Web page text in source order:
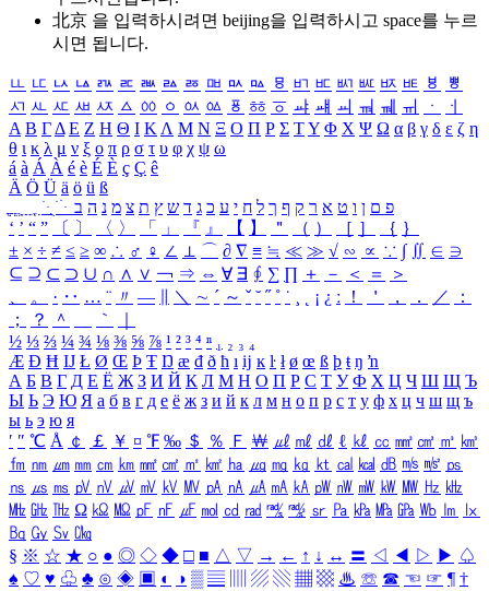
北京 을 입력하시려면 beijing을 입력하시고 space를 누르
시면 됩니다.
ㅥ ㅦ ㅧ ㅨ ㅩ ㅪ ㅫ ㅬ ㅭ ㅮ ㅯ ㅰ ㅱ ㅲ ㅳ ㅴ ㅵ ㅶ ㅷ ㅸ
ㅹ
ㅺ ㅻ ㅼ ㅽ ㅾ ㅿ ㆀ ㆁ ㆂ ㆃ ㆄ ㆅ ㆆ ㆇ ㆈ ㆉ ㆊ ㆋ ㆌ ㆍ
ㆎ
Α Β ΓΔ Ε Ζ Η Θ Ι ΚΛ Μ Ν Ξ Ο Π Ρ Σ ΤΥ Φ Χ Ψ Ω α β γ δ ε ζ η
θ ι κ λ μ ν ξ ο π ρ σ τ υ φ χ ψ ω
á à Á À é è É È ç Ç ê
Ä Ö Ü ä ö ü ß
ִֶֹ ֻּ ׁׂ פ ם ן ו ט א ר ק ף ך ל ח י ע כ ג ד ש ץ ת צ מ נ ה ב
‘ ’ “ ” 〔 〕 〈 〉 「 」 『 』 【 】 ＂ （ ） ［ ］ ｛ ｝
± × ÷ ≠ ≤ ≥ ∞ ∴ ♂ ♀ ∠ ⊥ ⌒ ∂ ∇ ≡ ≒ ≪ ≫ √ ∽ ∝ ∵ ∫ ∬ ∈ ∋
⊆ ⊇ ⊂ ⊃ ∪ ∩ ∧ ∨ ￢ ⇒ ⇔ ∀ ∃ ∮ ∑ ∏ ＋ － ＜ ＝
＞
、
。 · ‥ … ¨ 〃 ― ＼ ∼ ´ ～ ˇ ˘ ˝ ˚ ˙ ¸ ¡ ¿ ː ！ ＇ ， ． ／
：
；
？ ＾ ｀
½ ⅓ ⅔ ¼ ¾ ⅛ ⅜ ⅝ ⅞ ¹ ² ³ ⁴ ⁿ ₁ ₂ ₃ ₄
Æ Ð Ħ Ĳ Ł Ø Œ Þ Ŧ Ŋ æ đ ð ħ ı ĳ ĸ ŀ ł ø œ ß þ ŧ ŋ ŉ
А Б В Г Д Е Ё Ж З И Й К Л М Н О П Р С Т У Ф Х Ц Ч Ш Щ Ъ
Ы Ь Э Ю Я а б в г д е ё ж з и й к л м н о п р с т у ф х ц ч ш щ ъ
ы ь э ю я
′ ″ ℃ Å ￠ ￡ ￥ ¤ ℉ ‰ ＄ ％ Ｆ ￦ ㎕ ㎖ ㎗ ℓ ㎘ ㏄ ㎣ ㎤ ㎥ ㎦
㎙ ㎚ ㎛ ㎜ ㎝ ㎞ ㎟ ㎠ ㎡ ㎢ ㏊ ㎍ ㎎ ㎏ ㏏ ㎈ ㎉ ㏈ ㎧ ㎨ ㎰
㎱ ㎲ ㎳ ㎴ ㎵ ㎶ ㎷ ㎸ ㎹ ㎀ ㎁ ㎂ ㎃ ㎄ ㎺ ㎻ ㎽ ㎾ ㎿ ㎐ ㎑
㎒ ㎓ ㎔ Ω ㏀ ㏁ ㎊ ㎋ ㎌ ㏖ ㏅ ㎭ ㎮ ㎯ ㏛ ㎩ ㎪ ㎫ ㎬ ㏝ ㏐
㏓
㏃ ㏉ ㏜ ㏆
§ ※ ☆ ★ ○ ● ◎ ◇ ◆ □ ■ △ ▽ → ← ↑ ↓ ↔ 〓 ◁ ◀ ▷ ▶ ♤
♠ ♡ ♥ ♧ ♣ ⊙ ◈ ▣ ◐ ◑ ▒ ▤ ▨ ▧ ▦ ▩ ♨ ☏ ☎ ☜ ☞ ¶ †